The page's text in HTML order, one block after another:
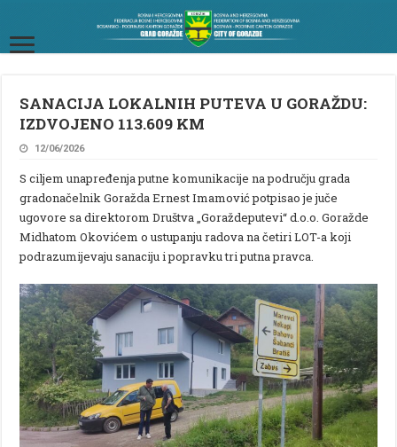
SANACIJA LOKALNIH PUTEVA U GORAŽDU:
IZDVOJENO 113.609 KM
12/06/2026
S ciljem unapređenja putne komunikacije na području grada
gradonačelnik Goražda Ernest Imamović potpisao je juče
ugovore sa direktorom Društva „Goraždeputevi“ d.o.o. Goražde
Midhatom Okovićem o ustupanju radova na četiri LOT-a koji
podrazumijevaju sanaciju i popravku tri putna pravca.